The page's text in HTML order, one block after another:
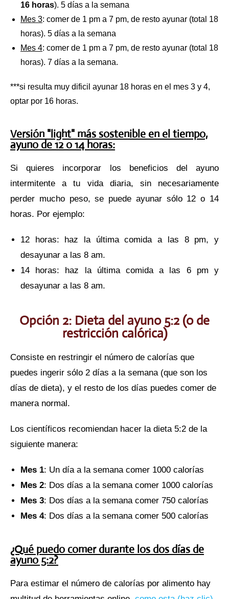
16 horas). 5 días a la semana
Mes 3: comer de 1 pm a 7 pm, de resto ayunar (total 18
horas). 5 días a la semana
Mes 4: comer de 1 pm a 7 pm, de resto ayunar (total 18
horas). 7 días a la semana.
***si resulta muy dificil ayunar 18 horas en el mes 3 y 4,
optar por 16 horas.
Versión "light" más sostenible en el tiempo,
ayuno de 12 o 14 horas:
Si quieres incorporar los beneficios del ayuno
intermitente a tu vida diaria, sin necesariamente
perder mucho peso, se puede ayunar sólo 12 o 14
horas. Por ejemplo:
12 horas: haz la última comida a las 8 pm, y
desayunar a las 8 am.
14 horas: haz la última comida a las 6 pm y
desayunar a las 8 am.
Opción 2: Dieta del ayuno 5:2 (o de
restricción calórica)
Consiste en restringir el número de calorías que
puedes ingerir sólo 2 días a la semana (que son los
días de dieta), y el resto de los días puedes comer de
manera normal.
Los científicos recomiendan hacer la dieta 5:2 de la
siguiente manera:
Mes 1: Un día a la semana comer 1000 calorías
Mes 2: Dos días a la semana comer 1000 calorías
Mes 3: Dos días a la semana comer 750 calorías
Mes 4: Dos días a la semana comer 500 calorías
¿Qué puedo comer durante los dos días de
ayuno 5:2?
Para estimar el número de calorías por alimento hay